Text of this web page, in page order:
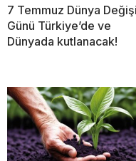
7 Temmuz Dünya
Günü Türkiye’de ve
Dünyada kutlanacak!